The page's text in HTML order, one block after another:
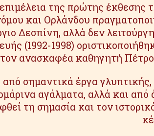
της πρώτης
και Ορλάνδου
Δεσπίνη, αλλά δεν
(1992-1998)
τον ανασκαφέα καθηγητή Πέτρο
σημαντικά έργα
αγάλματα, αλλά και
τη σημασία και τον